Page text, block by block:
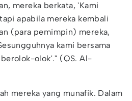
mereka berkata, 'Kami
apabila mereka kembali
(para pemimpin) mereka,
kami bersama
berolok-olok'." (QS. Al-
mereka yang munafik. Dalam